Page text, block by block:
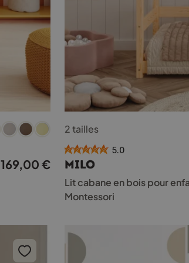
169,00 €
produit
a
plusieurs
variations.
Les
options
peuvent
sur
2 tailles
5.0
MILO
Lit cabane en bois pour
Montessori